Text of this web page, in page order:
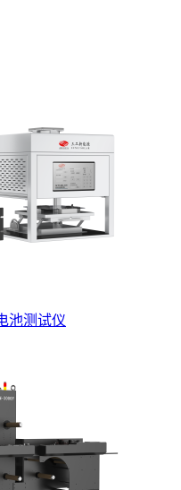
池测试仪